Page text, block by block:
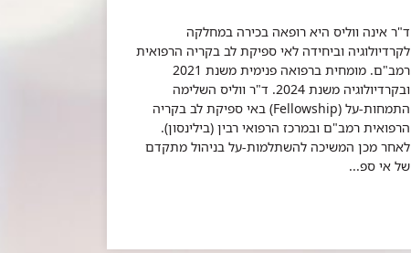
ד"ר אינה ווליס היא רופאה בכירה במחלקה
לקרדיולוגיה וביחידה לאי ספיקת לב בקריה הרפואית
רמב"ם. מומחית ברפואה פנימית משנת 2021
ובקרדיולוגיה משנת 2024. ד"ר ווליס השלימה
התמחות-על (Fellowship) באי ספיקת לב בקריה
הרפואית רמב"ם ובמרכז הרפואי רבין (בילינסון).
לאחר מכן המשיכה להשתלמות-על בניהול מתקדם
של אי ספ...